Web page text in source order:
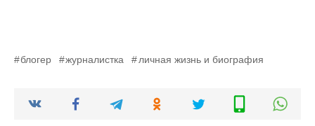
блогер журналистка личная жизнь и биография